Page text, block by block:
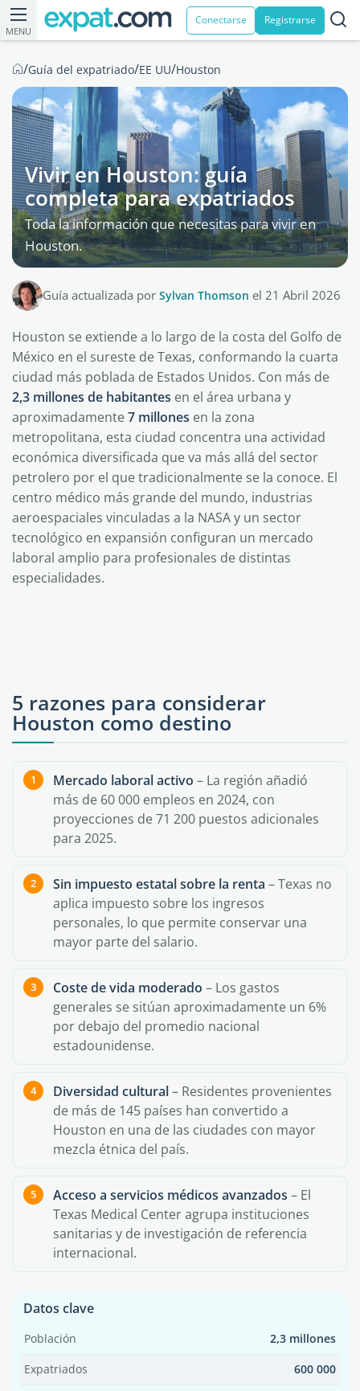
MENU
Conectarse Registrarse
/Guía del expatriado/EE UU/Houston
Vivir en Houston: guía
completa para expatriados
Toda la información que necesitas para vivir en
Houston.
Guía actualizada por Sylvan Thomson el 21 Abril 2026
Houston se extiende a lo largo de la costa del Golfo de
México en el sureste de Texas, conformando la cuarta
ciudad más poblada de Estados Unidos. Con más de
2,3 millones de habitantes en el área urbana y
aproximadamente7 millones en la zona
metropolitana, esta ciudad concentra una actividad
económica diversificada que va más allá del sector
petrolero por el que tradicionalmente se la conoce. El
centro médico más grande del mundo, industrias
aeroespaciales vinculadas a la NASA y un sector
tecnológico en expansión configuran un mercado
laboral amplio para profesionales de distintas
especialidades.
5 razones para considerar
Houston como destino
Mercado laboral activo – La región añadió
más de 60 000 empleos en 2024, con
proyecciones de 71 200 puestos adicionales
para 2025.
Sin impuesto estatal sobre la renta – Texas no
aplica impuesto sobre los ingresos
personales, lo que permite conservar una
mayor parte del salario.
Coste de vida moderado – Los gastos
generales se sitúan aproximadamente un 6%
por debajo del promedio nacional
estadounidense.
Diversidad cultural– Residentes provenientes
de más de 145 países han convertido a
Houston en una de las ciudades con mayor
mezcla étnica del país.
Acceso a servicios médicos avanzados – El
Texas Medical Center agrupa instituciones
sanitarias y de investigación de referencia
internacional.
Datos clave
Población 2,3 millones
Expatriados 600 000